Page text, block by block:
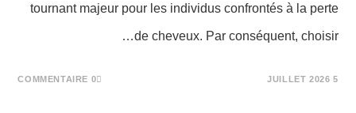
tournant majeur pour les individus confrontés à la perte
de cheveux. Par conséquent, choisir…
0 COMMENTAIRE 5 JUILLET 2026